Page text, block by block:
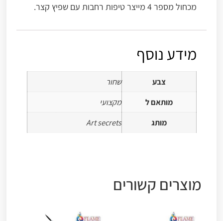
מכחול מספר 4 מייצר טיפות רחבות עם שפיץ קצר.
מידע נוסף
צבע
שחור
מותאם ל
מקצועי
מותג
Art secrets
מוצרים קשורים